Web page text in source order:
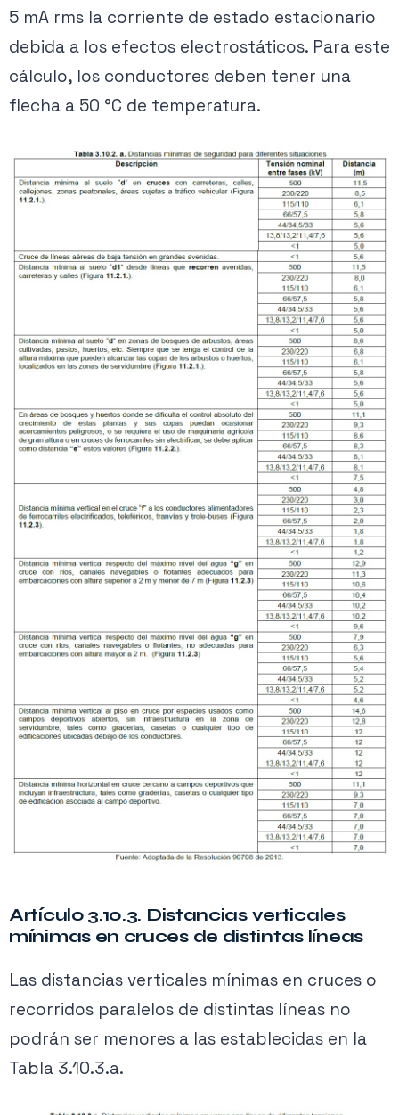
5 mA rms la corriente de estado estacionario
debida a los efectos electrostáticos. Para este
cálculo, los conductores deben tener una
flecha a 50 °C de temperatura.
Artículo 3.10.3. Distancias verticales
mínimas en cruces de distintas líneas
Las distancias verticales mínimas en cruces o
recorridos paralelos de distintas líneas no
podrán ser menores a las establecidas en la
Tabla 3.10.3.a.